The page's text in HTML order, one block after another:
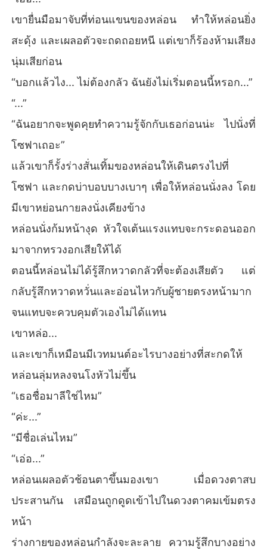
เขายื่นมือมาจับที่ท่อนแขนของหล่อน ทำให้หล่อนยิ่ง
สะดุ้ง และเผลอตัวจะถดถอยหนี แต่เขาก็ร้องห้ามเสียง
นุ่มเสียก่อน
“บอกแล้วไง... ไม่ต้องกลัว ฉันยังไม่เริ่มตอนนี้หรอก...”
“...”
“ฉันอยากจะพูดคุยทำความรู้จักกับเธอก่อนน่ะ ไปนั่งที่
โซฟาเถอะ”
แล้วเขาก็รั้งร่างสั่นเทิ้มของหล่อนให้เดินตรงไปที่
โซฟา และกดบ่าบอบบางเบาๆ เพื่อให้หล่อนนั่งลง โดย
มีเขาหย่อนกายลงนั่งเคียงข้าง
หล่อนนั่งก้มหน้างุด หัวใจเต้นแรงแทบจะกระดอนออก
มาจากทรวงอกเสียให้ได้
ตอนนี้หล่อนไม่ได้รู้สึกหวาดกลัวที่จะต้องเสียตัว แต่
กลับรู้สึกหวาดหวั่นและอ่อนไหวกับผู้ชายตรงหน้ามาก
จนแทบจะควบคุมตัวเองไม่ได้แทน
เขาหล่อ...
และเขาก็เหมือนมีเวทมนต์อะไรบางอย่างที่สะกดให้
หล่อนลุ่มหลงจนโงหัวไม่ขึ้น
“เธอชื่อมาลีใช่ไหม”
“ค่ะ...”
“มีชื่อเล่นไหม”
“เอ่อ...”
หล่อนเผลอตัวช้อนตาขึ้นมองเขา เมื่อดวงตาสบ
ประสานกัน เสมือนถูกดูดเข้าไปในดวงตาคมเข้มตรง
หน้า
ร่างกายของหล่อนกำลังจะละลาย ความรู้สึกบางอย่าง